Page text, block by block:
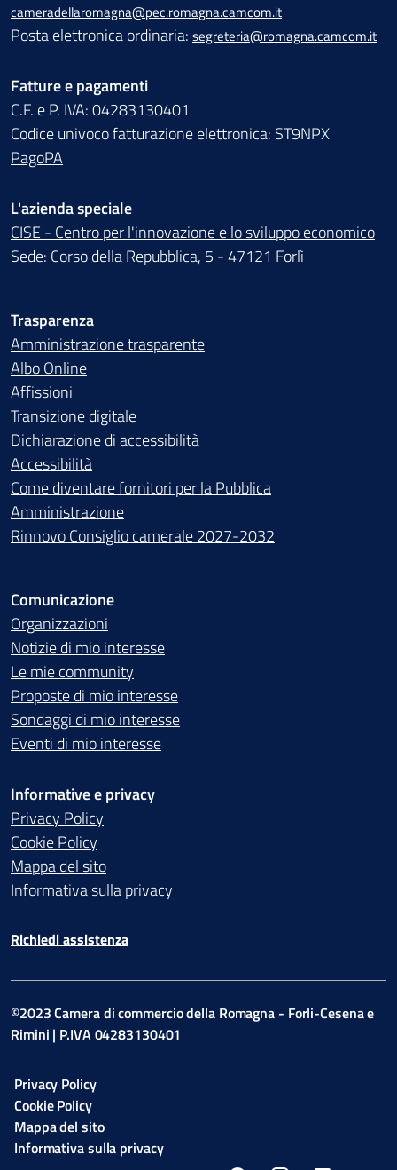
cameradellaromagna@pec.romagna.camcom.it
Posta elettronica ordinaria: segreteria@romagna.camcom.it
Fatture e pagamenti
C.F. e P. IVA: 04283130401
Codice univoco fatturazione elettronica: ST9NPX
PagoPA
L'azienda speciale
CISE - Centro per l'innovazione e lo sviluppo economico
Sede: Corso della Repubblica, 5 - 47121 Forlì
Trasparenza
Amministrazione trasparente
Albo Online
Affissioni
Transizione digitale
Dichiarazione di accessibilità
Accessibilità
Come diventare fornitori per la Pubblica
Amministrazione
Rinnovo Consiglio camerale 2027-2032
Comunicazione
Organizzazioni
Notizie di mio interesse
Le mie community
Proposte di mio interesse
Sondaggi di mio interesse
Eventi di mio interesse
Informative e privacy
Privacy Policy
Cookie Policy
Mappa del sito
Informativa sulla privacy
Richiedi assistenza
©2023 Camera di commercio della Romagna - Forli-Cesena e
Rimini | P.IVA 04283130401
Privacy Policy
Cookie Policy
Mappa del sito
Informativa sulla privacy